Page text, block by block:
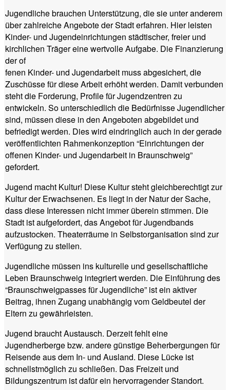
Jugendliche brauchen Unterstützung, die sie unter anderem
über zahlreiche Angebote der Stadt erfahren. Hier leisten
Kinder- und Jugendeinrichtungen städtischer, freier und
kirchlichen Träger eine wertvolle Aufgabe. Die Finanzierung
der of
fenen Kinder- und Jugendarbeit muss abgesichert, die
Zuschüsse für diese Arbeit erhöht werden. Damit verbunden
steht die Forderung, Profile für Jugendzentren zu
entwickeln. So unterschiedlich die Bedürfnisse Jugendlicher
sind, müssen diese in den Angeboten abgebildet und
befriedigt werden. Dies wird eindringlich auch in der gerade
veröffentlichten Rahmenkonzeption “Einrichtungen der
offenen Kinder- und Jugendarbeit in Braunschweig”
gefordert.
Jugend macht Kultur! Diese Kultur steht gleichberechtigt zur
Kultur der Erwachsenen. Es liegt in der Natur der Sache,
dass diese Interessen nicht immer überein stimmen. Die
Stadt ist aufgefordert, das Angebot für Jugendbands
aufzustocken. Theaterräume in Selbstorganisation sind zur
Verfügung zu stellen.
Jugendliche müssen ins kulturelle und gesellschaftliche
Leben Braunschweig integriert werden. Die Einführung des
“Braunschweigpasses für Jugendliche” ist ein aktiver
Beitrag, ihnen Zugang unabhängig vom Geldbeutel der
Eltern zu gewährleisten.
Jugend braucht Austausch. Derzeit fehlt eine
Jugendherberge bzw. andere günstige Beherbergungen für
Reisende aus dem In- und Ausland. Diese Lücke ist
schnellstmöglich zu schließen. Das Freizeit und
Bildungszentrum ist dafür ein hervorragender Standort.